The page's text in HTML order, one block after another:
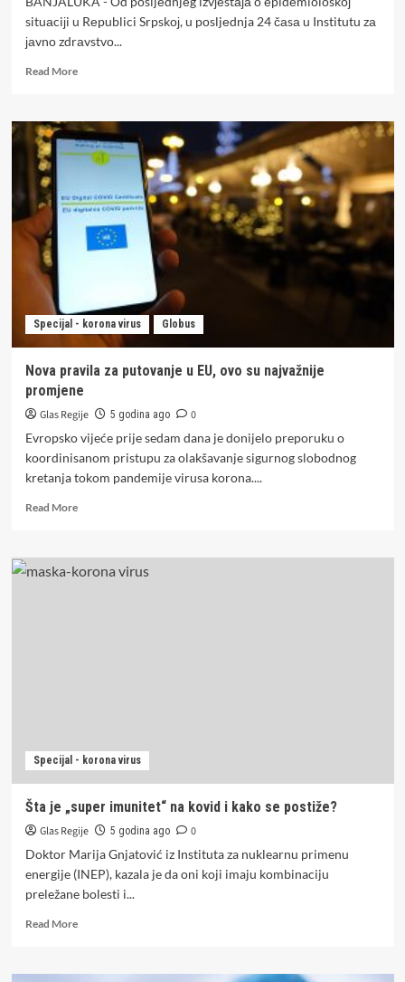
situаciјi u Rеpublici Srpskој, u pоsljеdnja 24 čаsа u Institutu zа
јаvnо zdrаvstvо...
Read MoreRead
U
Srpskoj
403
novozaražene
20
preminulo
Specijal - korona virus Globus
Nova pravila za putovanje u EU, ovo su najvažnije
promjene
Glas Regije 5 godina ago
0
Evropsko vijeće prije sedam dana je donijelo preporuku o
koordinisanom pristupu za olakšavanje sigurnog slobodnog
kretanja tokom pandemije virusa korona....
Read MoreRead
Nova
pravila
Specijal - korona virus
Šta je „super imunitet“ na kovid i kako se postiže?
Glas Regije 5 godina ago
0
Doktor Marija Gnjatović iz Instituta za nuklearnu primenu
energije (INEP), kazala je da oni koji imaju kombinaciju
preležane bolesti i...
Read MoreRead
Šta